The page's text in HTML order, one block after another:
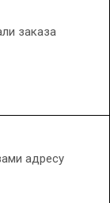
заказа
адресу